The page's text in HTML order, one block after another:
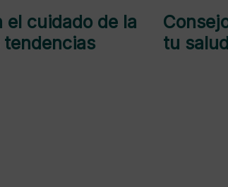
el cuidado de la
tu